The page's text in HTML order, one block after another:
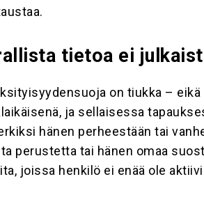
tietoa ei
on tiukka –
ja sellaisessa
hänen perheestään tai
perustetta tai hänen omaa
joissa henkilö ei enää ole